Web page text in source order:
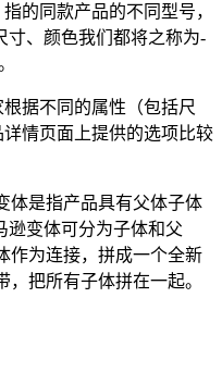
的同款产品的不同型号，
寸、颜色我们都将之称为-
据不同的属性（包括尺
情页面上提供的选项比较
体是指产品具有父体子体
逊变体可分为子体和父
作为连接，拼成一个全新
把所有子体拼在一起。